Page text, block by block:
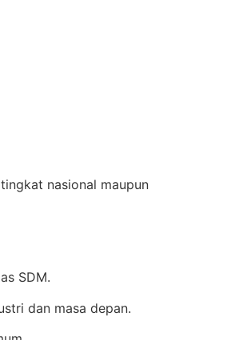
nasional maupun
SDM.
dan masa depan.